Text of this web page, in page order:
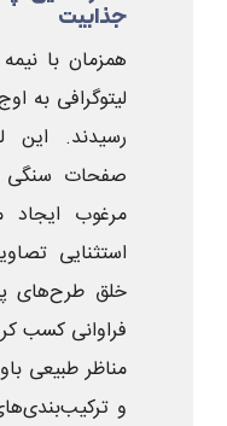
جذابیت
همزمان با
لیتوگرافی به
رسیدند. این
صفحات سنگی
مرغوب ایجاد
استثنایی
خلق طرح‌های
فراوانی کسب
مناظر طبیعی
و